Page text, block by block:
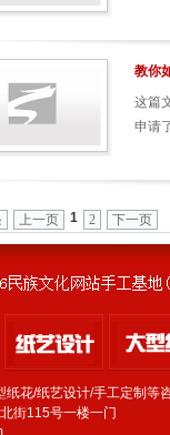
教你
这篇
申请
上一页 1 2 下一页
纸花/纸艺设计/手工定制等
街115号一楼一门